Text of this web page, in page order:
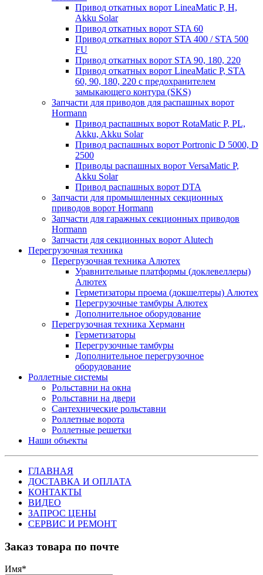
Привод откатных ворот LineaMatic P, H,
Akku Solar
Привод откатных ворот STA 60
Привод откатных ворот STA 400 / STA 500
FU
Привод откатных ворот STA 90, 180, 220
Привод откатных ворот LineaMatic P, STA
60, 90, 180, 220 с предохранителем
замыкающего контура (SKS)
Запчасти для приводов для распашных ворот
Hormann
Привод распашных ворот RotaMatic P, PL,
Akku, Akku Solar
Привод распашных ворот Portronic D 5000, D
2500
Приводы распашных ворот VersaMatic P,
Akku Solar
Привод распашных ворот DTA
Запчасти для промышленных секционных
приводов ворот Hormann
Запчасти для гаражных секционных приводов
Hormann
Запчасти для секционных ворот Alutech
Перегрузочная техника
Перегрузочная техника Алютех
Уравнительные платформы (доклевеллеры)
Алютех
Герметизаторы проема (докшелтеры) Алютех
Перегрузочные тамбуры Алютех
Дополнительное оборудование
Перегрузочная техника Херманн
Герметизаторы
Перегрузочные тамбуры
Дополнительное перегрузочное
оборудование
Роллетные системы
Рольставни на окна
Рольставни на двери
Сантехнические рольставни
Роллетные ворота
Роллетные решетки
Наши объекты
ГЛАВНАЯ
ДОСТАВКА И ОПЛАТА
КОНТАКТЫ
ВИДЕО
ЗАПРОС ЦЕНЫ
СЕРВИС И РЕМОНТ
Заказ товара по почте
Имя*